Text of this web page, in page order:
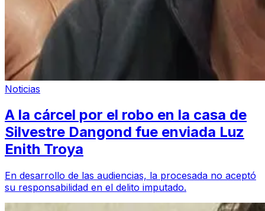
Noticias
A la cárcel por el robo en la casa de
Silvestre Dangond fue enviada Luz
Enith Troya
En desarrollo de las audiencias, la procesada no aceptó
su responsabilidad en el delito imputado.